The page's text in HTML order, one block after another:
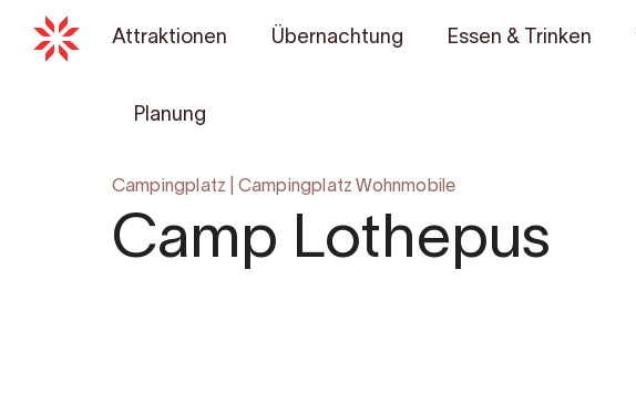
Attraktionen Übernachtung Essen & Trinken
Planung
Campingplatz Campingplatz Wohnmobile
Camp Lothepus